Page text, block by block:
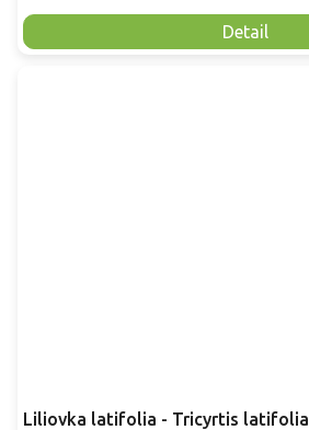
Detail
Liliovka latifolia - Tricyrtis latifolia